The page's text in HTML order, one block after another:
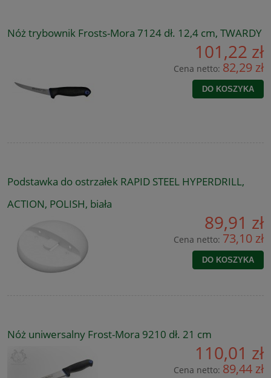
Nóż trybownik Frosts-Mora 7124 dł. 12,4 cm, TWARDY
101,22 zł
Cena netto: 82,29 zł
DO KOSZYKA
Podstawka do ostrzałek RAPID STEEL HYPERDRILL,
ACTION, POLISH, biała
89,91 zł
Cena netto: 73,10 zł
DO KOSZYKA
Nóż uniwersalny Frost-Mora 9210 dł. 21 cm
110,01 zł
Cena netto: 89,44 zł